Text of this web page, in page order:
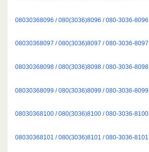
08030368096 / 080(3036)8096 / 080-3036-8096
08030368097 / 080(3036)8097 / 080-3036-8097
08030368098 / 080(3036)8098 / 080-3036-8098
08030368099 / 080(3036)8099 / 080-3036-8099
08030368100 / 080(3036)8100 / 080-3036-8100
08030368101 / 080(3036)8101 / 080-3036-8101